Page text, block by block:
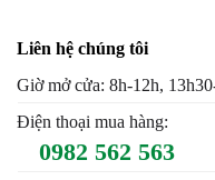
Liên hệ chúng tôi
Giờ mở cửa: 8h-12h,
Điện thoại mua hàng:
0982 562 563